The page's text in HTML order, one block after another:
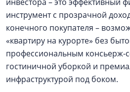
инструмент с прозрачной
конечного покупателя –
«квартиру на курорте» без
профессиональным консьерж-
гостиничной уборкой и
инфраструктурой под боком.